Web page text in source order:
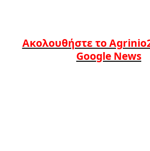
Ακολουθήστε το
Google News